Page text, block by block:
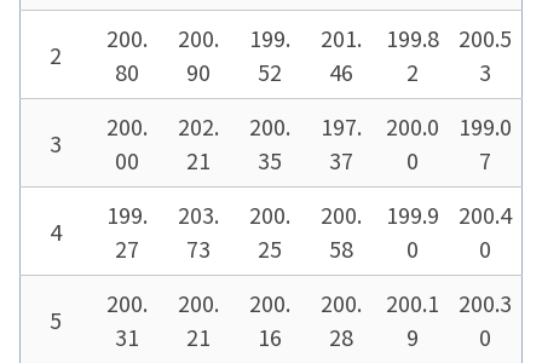
2
200.
80
200.
90
199.
52
201.
46
199.8
2
200.5
3
3
200.
00
202.
21
200.
35
197.
37
200.0
0
199.0
7
4
199.
27
203.
73
200.
25
200.
58
199.9
0
200.4
0
5
200.
31
200.
21
200.
16
200.
28
200.1
9
200.3
0